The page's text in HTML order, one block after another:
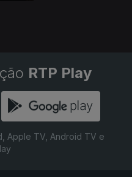
RTP Play
Apple TV, Android TV e